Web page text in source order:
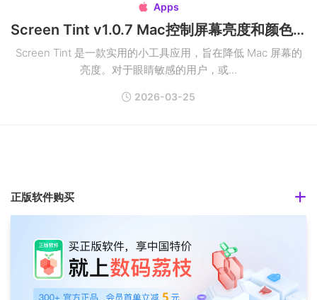
 Apps
Screen Tint v1.0.7 Mac控制屏幕亮度和颜色破解版
Screen Tint 是一款实用的小工具应用，旨在降低 Mac 屏幕的
亮度。对于眼睛敏感的用户，或...
2026-03-25
正版软件购买